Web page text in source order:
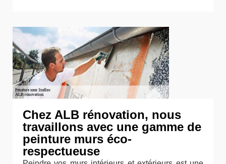
Chez ALB rénovation, nous
travaillons avec une gamme de
peinture murs éco-
respectueuse